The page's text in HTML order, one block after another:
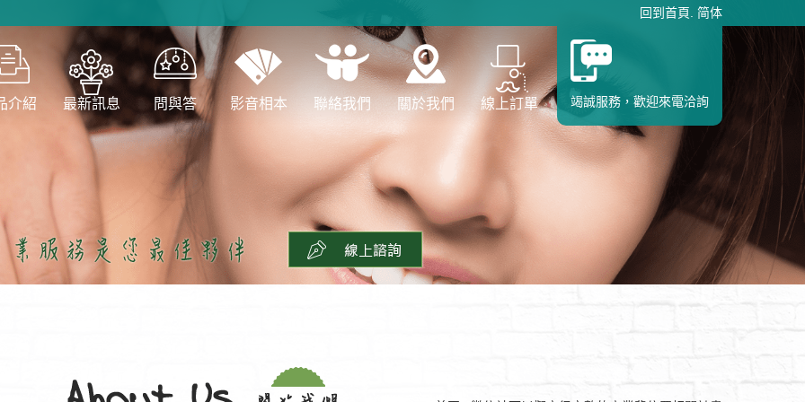
回到首頁 简体
介紹 最新訊息 問與答 影音相本 聯絡我們 關於我們 線上訂單 竭誠服務，歡迎來電洽詢